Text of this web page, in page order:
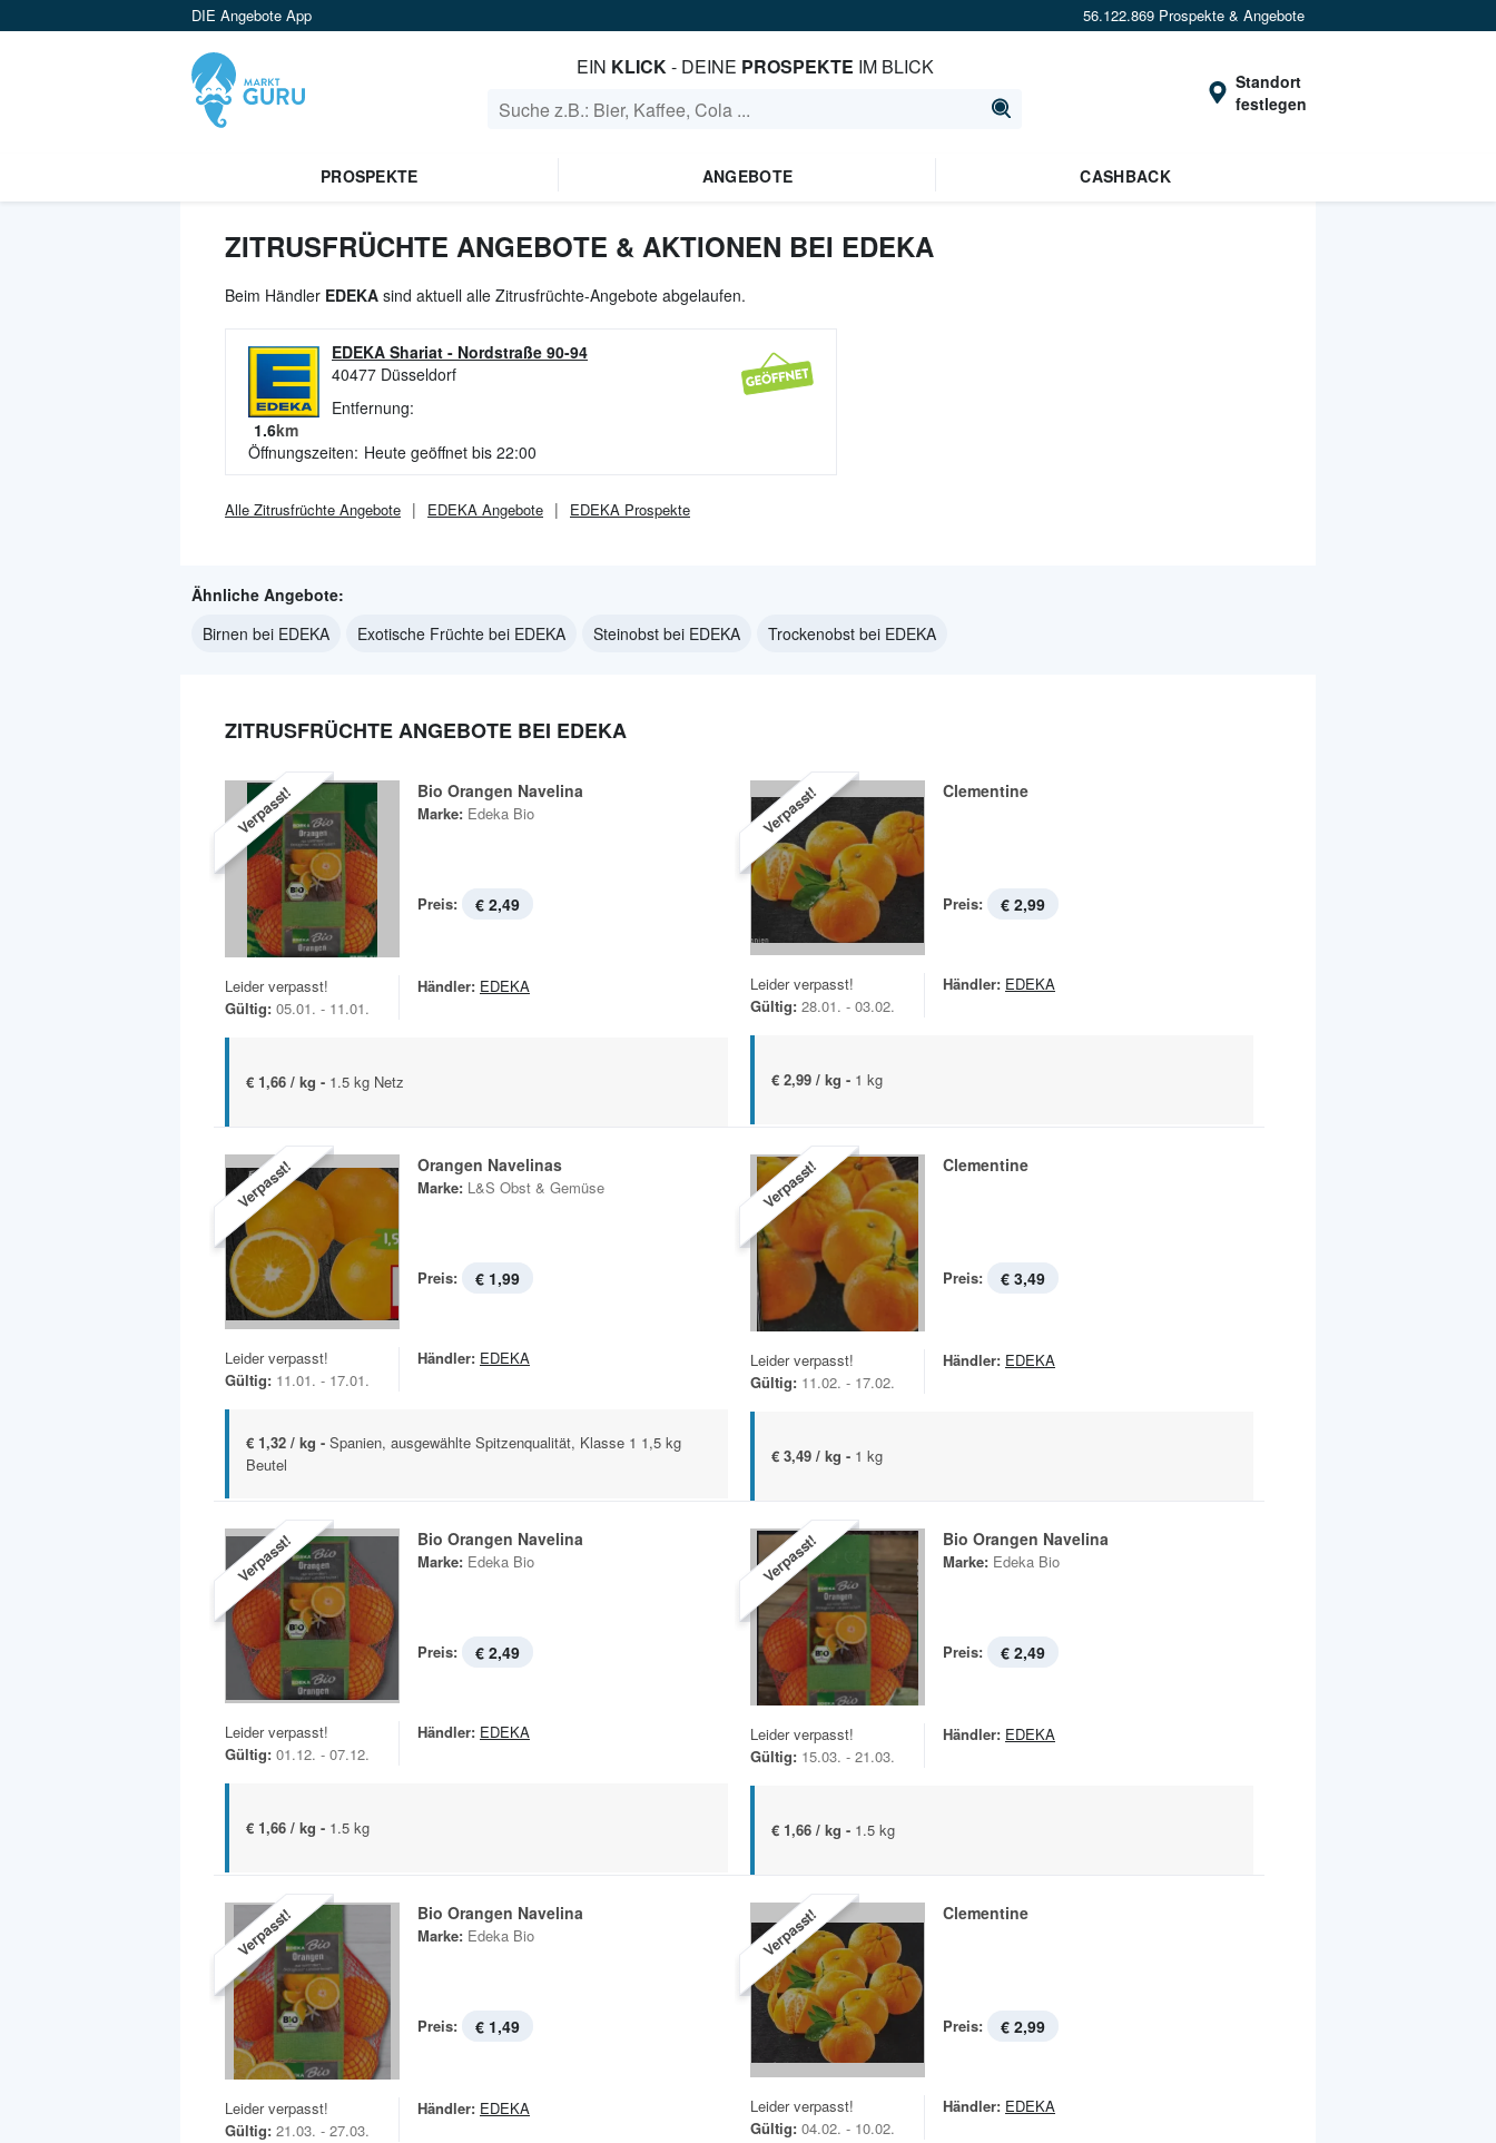
DIE Angebote App 56.122.869 Prospekte & Angebote
EIN KLICK- DEINE PROSPEKTE IM BLICK
Standort
festlegen
PROSPEKTE ANGEBOTE CASHBACK
ZITRUSFRÜCHTE ANGEBOTE & AKTIONEN BEI EDEKA
Beim Händler EDEKA sind aktuell alle Zitrusfrüchte-Angebote abgelaufen.
EDEKA Shariat - Nordstraße 90-94
40477 Düsseldorf
Entfernung:
1.6km
Öffnungszeiten: Heute geöffnet bis 22:00
Alle Zitrusfrüchte Angebote EDEKA Angebote EDEKA Prospekte
Ähnliche Angebote:
Birnen bei EDEKA
Exotische Früchte bei EDEKA Steinobst bei EDEKA Trockenobst bei EDEKA
ZITRUSFRÜCHTE ANGEBOTE BEI EDEKA
Verpasst! Bio Orangen Navelina
Marke: Edeka Bio
Preis: € 2,49
Leider verpasst!
Gültig: 05.01. - 11.01.
Händler: EDEKA
€ 1,66 / kg - 1.5 kg Netz
Verpasst! Clementine
Preis: € 2,99
Leider verpasst!
Gültig: 28.01. - 03.02.
Händler: EDEKA
€ 2,99 / kg - 1 kg
Verpasst! Orangen Navelinas
Marke: L&S Obst & Gemüse
Preis: € 1,99
Leider verpasst!
Gültig: 11.01. - 17.01.
Händler: EDEKA
€ 1,32 / kg - Spanien, ausgewählte Spitzenqualität, Klasse 1 1,5 kg
Beutel
Verpasst! Clementine
Preis: € 3,49
Leider verpasst!
Gültig: 11.02. - 17.02.
Händler: EDEKA
€ 3,49 / kg - 1 kg
Verpasst! Bio Orangen Navelina
Marke: Edeka Bio
Preis: € 2,49
Leider verpasst!
Gültig: 01.12. - 07.12.
Händler: EDEKA
€ 1,66 / kg - 1.5 kg
Verpasst! Bio Orangen Navelina
Marke: Edeka Bio
Preis: € 2,49
Leider verpasst!
Gültig: 15.03. - 21.03.
Händler: EDEKA
€ 1,66 / kg - 1.5 kg
Verpasst! Bio Orangen Navelina
Marke: Edeka Bio
Preis: € 1,49
Leider verpasst!
Gültig: 21.03. - 27.03.
Händler: EDEKA
Verpasst! Clementine
Preis: € 2,99
Leider verpasst!
Gültig: 04.02. - 10.02.
Händler: EDEKA